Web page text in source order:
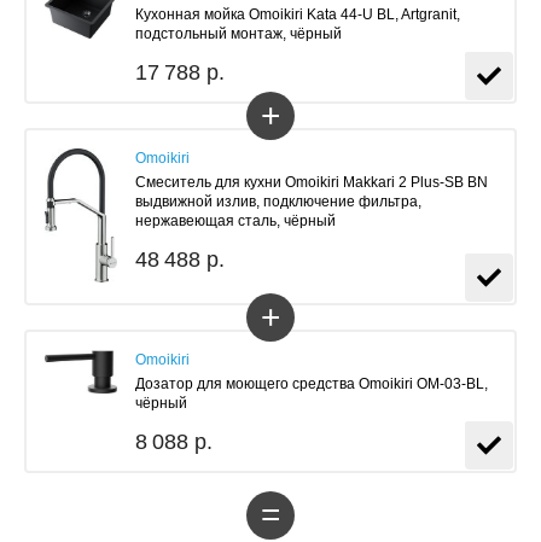
Кухонная мойка Omoikiri Kata 44-U BL, Artgranit,
подстольный монтаж, чёрный
17 788 р.
+
Omoikiri
Смеситель для кухни Omoikiri Makkari 2 Plus-SB BN
выдвижной излив, подключение фильтра,
нержавеющая сталь, чёрный
48 488 р.
+
Omoikiri
Дозатор для моющего средства Omoikiri OM-03-BL,
чёрный
8 088 р.
=